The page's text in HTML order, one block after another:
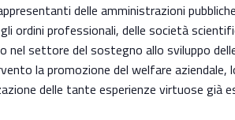
delle amministrazioni
ordini professionali, delle società
nel settore del sostegno allo sviluppo
la promozione del welfare aziendale,
delle tante esperienze virtuose già